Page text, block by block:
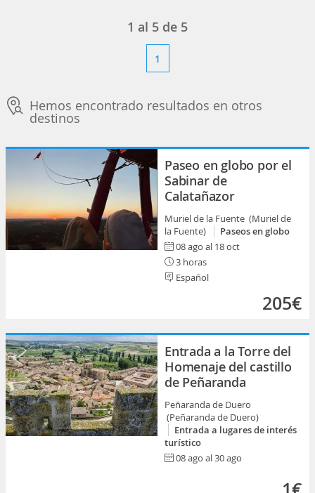
1 al 5 de 5
1
Hemos encontrado resultados en otros
destinos
Paseo en globo por el
Sabinar de
Calatañazor
Muriel de la Fuente (Muriel de
la Fuente)
Paseos en globo
08 ago al 18 oct
3 horas
Español
205€
Entrada a la Torre del
Homenaje del castillo
de Peñaranda
Peñaranda de Duero
(Peñaranda de Duero)
Entrada a lugares de interés
turístico
08 ago al 30 ago